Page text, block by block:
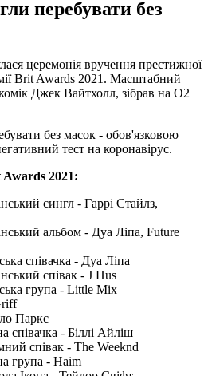
перебувати без
церемонія вручення престижної
Brit Awards 2021. Масштабний
Джек Вайтхолл, зібрав на O2
без масок - обов'язковою
тест на коронавірус.
Awards 2021:
сингл - Гаррі Стайлз,
альбом - Дуа Ліпа, Future
співачка - Дуа Ліпа
співак - J Hus
група - Little Mix
Паркс
співачка - Біллі Айліш
співак - The Weeknd
група - Haim